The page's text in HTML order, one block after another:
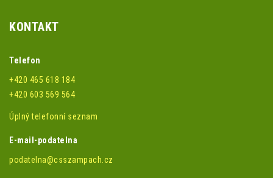
KONTAKT
Telefon
+420 465 618 184
+420 603 569 564
Úplný telefonní seznam
E-mail-podatelna
podatelna@csszampach.cz